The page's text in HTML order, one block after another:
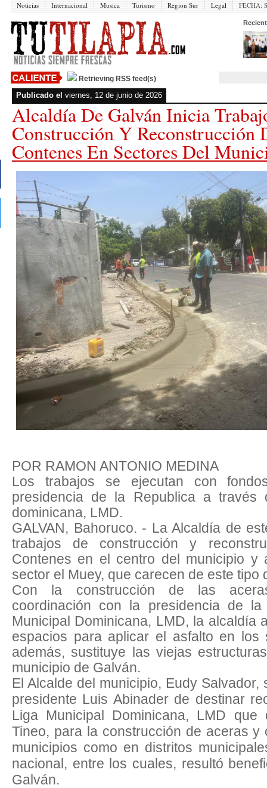
Noticias Internacional Musica Turismo Region Sur Legal FECHA:
Retrieving RSS feed(s)
Publicado el viernes, 12 de junio de 2026
Alcaldía De Galván Inicia
Construcción Y Reconstrucción
Contenes En Sectores Del
POR RAMON ANTONIO MEDINA
Los trabajos se ejecutan con
presidencia de la Republica a través
dominicana, LMD.
GALVAN, Bahoruco. - La Alcaldía de
trabajos de construcción y
Contenes en el centro del municipio y
sector el Muey, que carecen de este tipo
Con la construcción de las
coordinación con la presidencia de
Municipal Dominicana, LMD, la alcaldía
espacios para aplicar el asfalto en los
además, sustituye las viejas
municipio de Galván.
El Alcalde del municipio, Eudy Salvador,
presidente Luis Abinader de destinar
Liga Municipal Dominicana, LMD
Tineo, para la construcción de aceras y
municipios como en distritos
nacional, entre los cuales, resultó
Galván.